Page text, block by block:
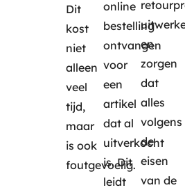
Dit
kost
niet
alleen
veel
tijd,
maar
is ook
foutgevoelig.
online
bestelling
ontvangen
voor
een
artikel
dat al
uitverkocht
is. Dit
leidt
en
zorgen
dat
alles
volgens
de
eisen
van de